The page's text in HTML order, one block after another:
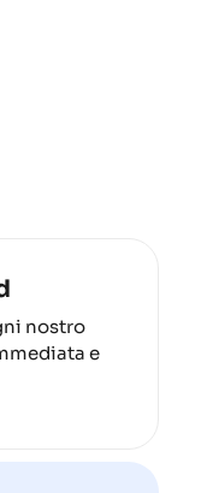
nostro
e